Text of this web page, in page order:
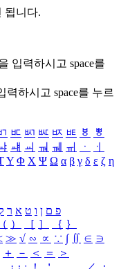
됩니다.
입력하시고 space를
력하시고 space를 누르
ㅳ ㅴ ㅵ ㅶ ㅷ ㅸ
ㅹ
ㆈ ㆉ ㆊ ㆋ ㆌ ㆍ
ㆎ
Υ Φ Χ Ψ Ω α β γ δ ε ζ η
פ ם ן ו ט א ר
（ ） ［ ］ ｛ ｝
≫ √ ∽ ∝ ∵ ∫ ∬ ∈ ∋
＋ － ＜ ＝
＞